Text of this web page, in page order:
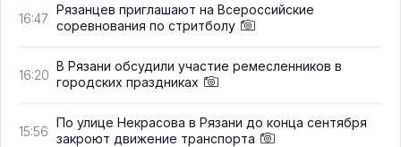
16:47
Рязанцев приглашают на Всероссийские
соревнования по стритболу
16:20
В Рязани обсудили участие ремесленников в
городских праздниках
15:56
По улице Некрасова в Рязани до конца сентября
закроют движение транспорта